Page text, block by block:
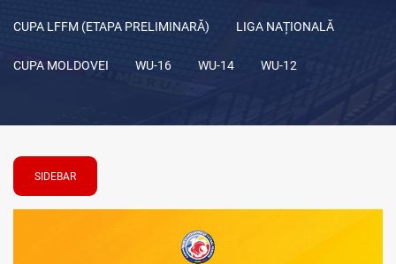
CUPA LFFM (ETAPA PRELIMINARĂ) LIGA NAȚIONALĂ
CUPA MOLDOVEI WU-16 WU-14 WU-12
SIDEBAR